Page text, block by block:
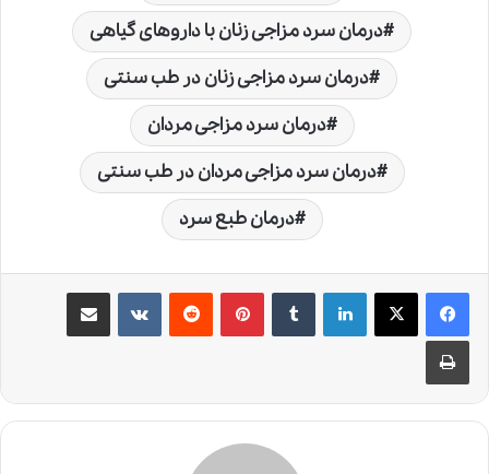
درمان سرد مزاجی زنان با داروهای گیاهی
درمان سرد مزاجی زنان در طب سنتی
درمان سرد مزاجی مردان
درمان سرد مزاجی مردان در طب سنتی
درمان طبع سرد
لینکدین ‫تامبلر ‫پین‌ترست‫رددیت ‫VKontakteاشتراک گذاری از طریق ایمیل
چاپ